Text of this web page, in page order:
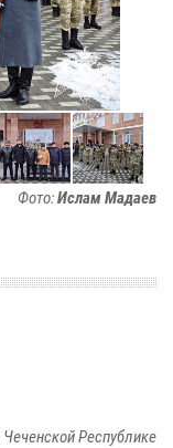
Фото:Ислам Мадаев
Республике